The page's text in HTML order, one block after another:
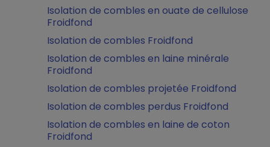
Isolation de combles en ouate de cellulose
Froidfond
Isolation de combles Froidfond
Isolation de combles en laine minérale
Froidfond
Isolation de combles projetée Froidfond
Isolation de combles perdus Froidfond
Isolation de combles en laine de coton
Froidfond